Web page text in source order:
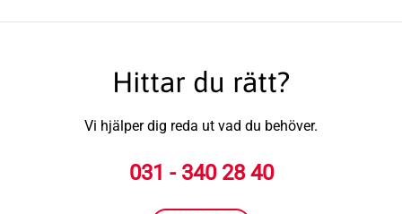
Hittar du rätt?
Vi hjälper dig reda ut vad du behöver.
031 - 340 28 40